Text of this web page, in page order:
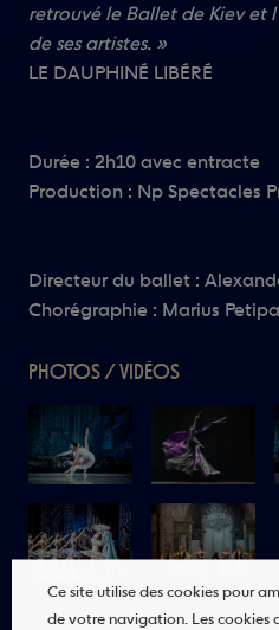
retrouvé le Ballet de Kiev et
de ses artistes. »
LE DAUPHINÉ LIBÉRÉ
Durée : 2h10 avec entracte
Production : Np Spectacles
Directeur du ballet :
Chorégraphie : Marius Petipa
PHOTOS / VIDÉOS
Ce site utilise des cookies pour
de votre navigation. Les cookies